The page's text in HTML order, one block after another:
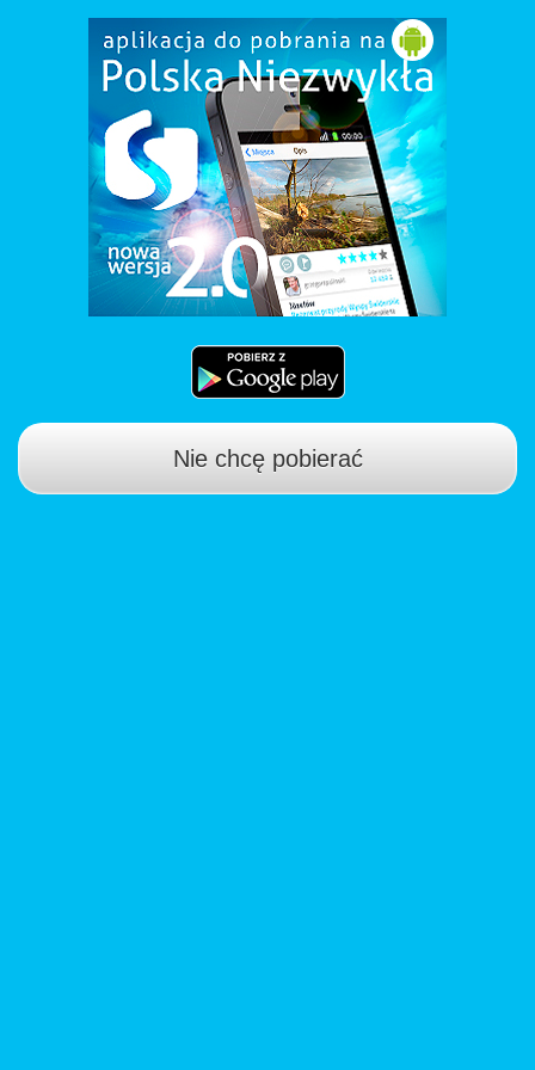
Nie chcę pobierać